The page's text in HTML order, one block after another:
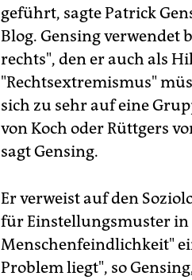
geführt, sagte Patrick
Blog. Gensing verwendet
rechts", den er auch als
"Rechtsextremismus"
sich zu sehr auf eine
von Koch oder Rüttgers
sagt Gensing.
Er verweist auf den
für Einstellungsmuster in
Menschenfeindlichkeit"
Problem liegt", so